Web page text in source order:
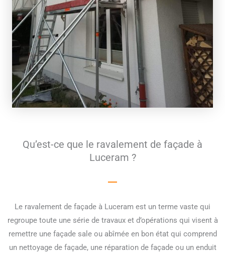
Qu’est-ce que le ravalement de façade à
Luceram ?
Le ravalement de façade à Luceram est un terme vaste qui
regroupe toute une série de travaux et d’opérations qui visent à
remettre une façade sale ou abîmée en bon état qui comprend
un nettoyage de façade, une réparation de façade ou un enduit